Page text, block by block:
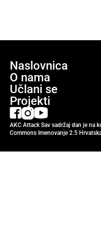
Naslovnica
O nama
Učlani se
Projekti
AKC Attack Sav sadržaj dan je na
Commons Imenovanje 2.5